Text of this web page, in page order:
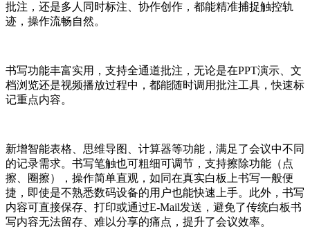
批注，还是多人同时标注、协作创作，都能精准捕捉触控轨
迹，操作流畅自然。
书写功能丰富实用，支持全通道批注，无论是在PPT演示、文
档浏览还是视频播放过程中，都能随时调用批注工具，快速标
记重点内容。
新增智能表格、思维导图、计算器等功能，满足了会议中不同
的记录需求。书写笔触也可粗细可调节，支持擦除功能（点
擦、圈擦），操作简单直观，如同在真实白板上书写一般便
捷，即使是不熟悉数码设备的用户也能快速上手。此外，书写
内容可直接保存、打印或通过E-Mail发送，避免了传统白板书
写内容无法留存、难以分享的痛点，提升了会议效率。